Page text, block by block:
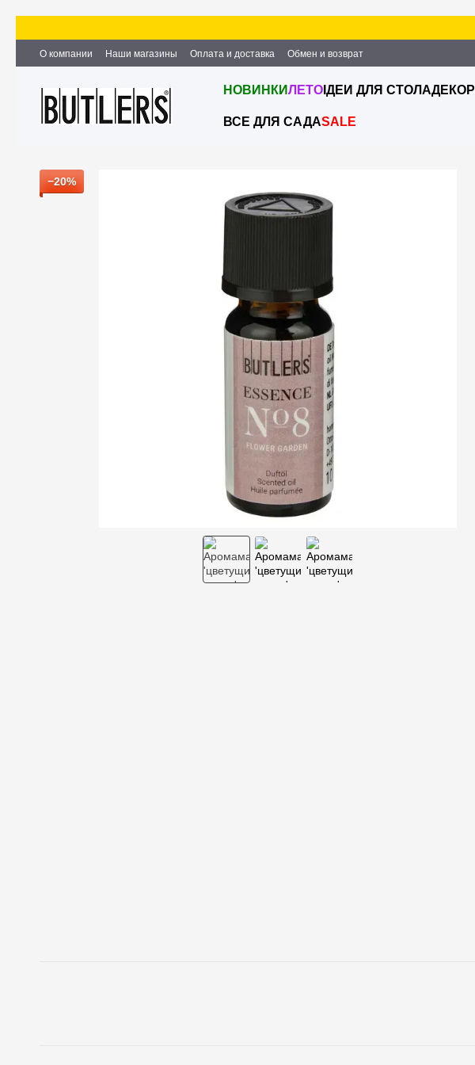
О компании Наши магазины Оплата и доставка
Обмен и возврат
Партнёрство и сотрудничество
Вакансии Контактная информация
НОВИНКИЛЕТО ІДЕИ ДЛЯ СТОЛАДЕКОР
ВСЕ ДЛЯ САДАSALE
−20%